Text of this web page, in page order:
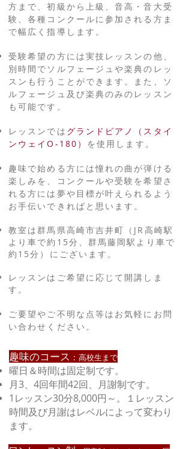
方まで、初級から上級、音高・音大受
験、各種コンクールに参加される方ま
で幅広く指導します。
受験希望の方には実技レッスンの他、
別時間でソルフェージュや楽典のレッ
スンも行うことができます。また、ソ
ルフェージュ及び楽典のみのレッスン
も可能です。
レッスンでは グランドピアノ（スタイ
ンウェイO-180） を使用します。
趣味で始める方には憧れの曲が弾ける
楽しみを、コンクールや受験を希望さ
れる方には夢や目標が叶えられるよう
お手伝いできればと思います。
教室は群馬県高崎市吉井町（JR高崎駅
より車で約15分、群馬藤岡駅より車で
約15分）にございます。
レッスンはご希望に応じて開講しま
す。
​ご要望やご不明な点等はお気軽にお問
い合わせください。
趣味のコース ： 高校生まで
曜日＆時間は固定制です。
月3、4回年間42回、月謝制です。
1レッスン30分8,000円～。１レッスン
時間及び月謝はレベルによって変わり
ます。